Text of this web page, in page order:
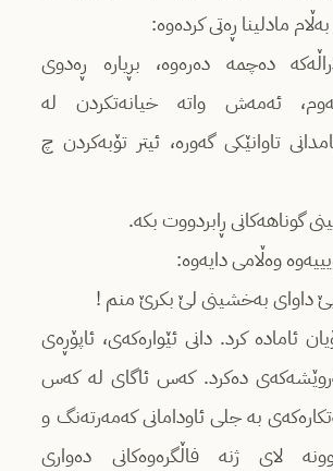
مادلینا ڕەتی كردەوە:
دەچمە دەرەوە، بڕیارە ڕەدوی
ئەمەش واتە خیانەتكردن لە
تاوانێكی گەورە، ئیتر تۆبەكردن چ
گوناهەكانی ڕابردووت بكە.
وەڵامی دایەوە:
داوای بەخشینی لێ بكرێ منم !
ئامادە كرد. دانی ئێوارەكەی، ئاپۆڕەی
دەكرد. كەس ئاگای لە كەس
بە جلی ئاودامانی كەمەرتەنگ و
لای ژنە فاڵگرەوەكانی دەواری